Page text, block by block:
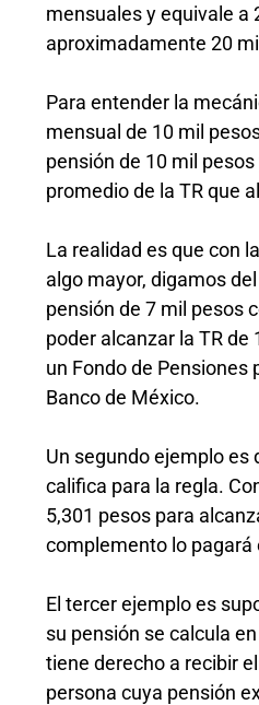
mensuales y equivale a
aproximadamente 20
Para entender la
mensual de 10 mil
pensión de 10 mil
promedio de la TR que
La realidad es que con
algo mayor, digamos
pensión de 7 mil pesos
poder alcanzar la TR
un Fondo de Pensiones
Banco de México.
Un segundo ejemplo es
califica para la regla.
5,301 pesos para
complemento lo pagará
El tercer ejemplo es
su pensión se calcula
tiene derecho a recibir
persona cuya pensión